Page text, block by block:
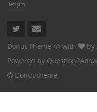
İletişim
Donut Theme with by
Powered by
Donut theme